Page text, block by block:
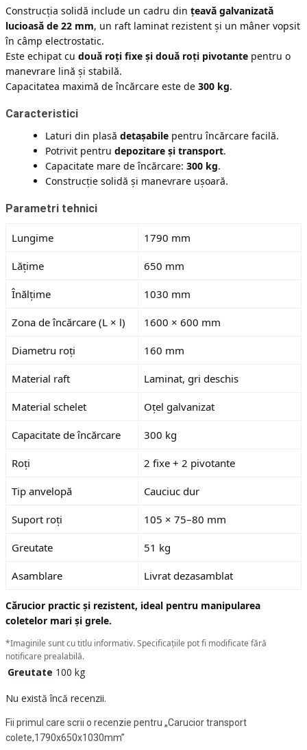
Construcția solidă include un cadru din țeavă galvanizată
lucioasă de 22 mm, un raft laminat rezistent și un mâner vopsit
în câmp electrostatic.
Este echipat cu două roți fixe și două roți pivotante pentru o
manevrare lină și stabilă.
Capacitatea maximă de încărcare este de 300 kg.
Caracteristici
Laturi din plasă detașabile pentru încărcare facilă.
Potrivit pentru depozitare și transport.
Capacitate mare de încărcare: 300 kg.
Construcție solidă și manevrare ușoară.
Parametri tehnici
Lungime 1790 mm
Lățime 650 mm
Înălțime 1030 mm
Zona de încărcare (L × l) 1600 × 600 mm
Diametru roți 160 mm
Material raft Laminat, gri deschis
Material schelet Oțel galvanizat
Capacitate de încărcare 300 kg
Roți 2 fixe + 2 pivotante
Tip anvelopă Cauciuc dur
Suport roți 105 × 75–80 mm
Greutate 51 kg
Asamblare Livrat dezasamblat
Cărucior practic și rezistent, ideal pentru manipularea
coletelor mari și grele.
*Imaginile sunt cu titlu informativ. Specificațiile pot fi modificate fără
notificare prealabilă.
Greutate 100 kg
Nu există încă recenzii.
Fii primul care scrii o recenzie pentru „Carucior transport
colete,1790x650x1030mm”